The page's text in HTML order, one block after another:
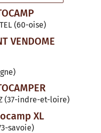
(60-oise)
VENDOME
(37-indre-et-loire)
XL
savoie)